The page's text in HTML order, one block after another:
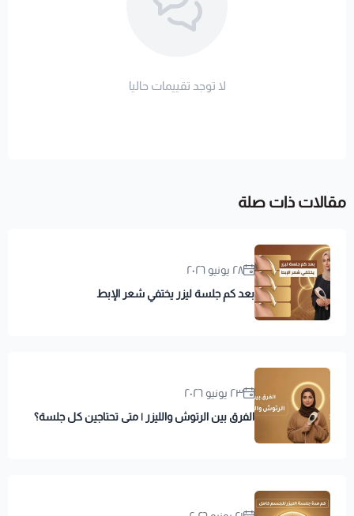
لا توجد تقييمات حاليا
مقالات ذات صلة
٢٨ يونيو ٢٠٢٦
بعد كم جلسة ليزر يختفي شعر الإبط
٢٣ يونيو ٢٠٢٦
الفرق بين الرتوش والليزر | متى تحتاجين كل جلسة؟